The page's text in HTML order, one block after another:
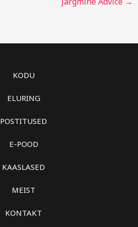
KODU
ELURING
POSTITUSED
E-POOD
KAASLASED
MEIST
KONTAKT